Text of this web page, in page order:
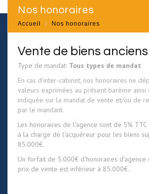
nos honoraires
Accueil Nos honoraires
Vente de biens anciens
Type de mandat: Tous types de mandat
En cas d'inter-cabinet, nos honoraires ne
valeurs exprimées au présent barème
indiquée sur la mandat de vente et/ou de
par le mandant.
Les honoraires de l'agence sont de 5%
à la charge de l'acquéreur pour les biens
85.000€.
Un forfait de 5.000€ d'honoraires d'agence
prix de vente est inférieur à 85.000€.